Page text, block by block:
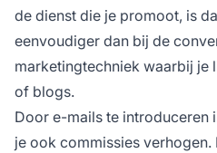
de dienst die je promoot, is
eenvoudiger dan bij de
marketingtechniek waarbij je
of blogs.
Door e-mails te introduceren
je ook commissies